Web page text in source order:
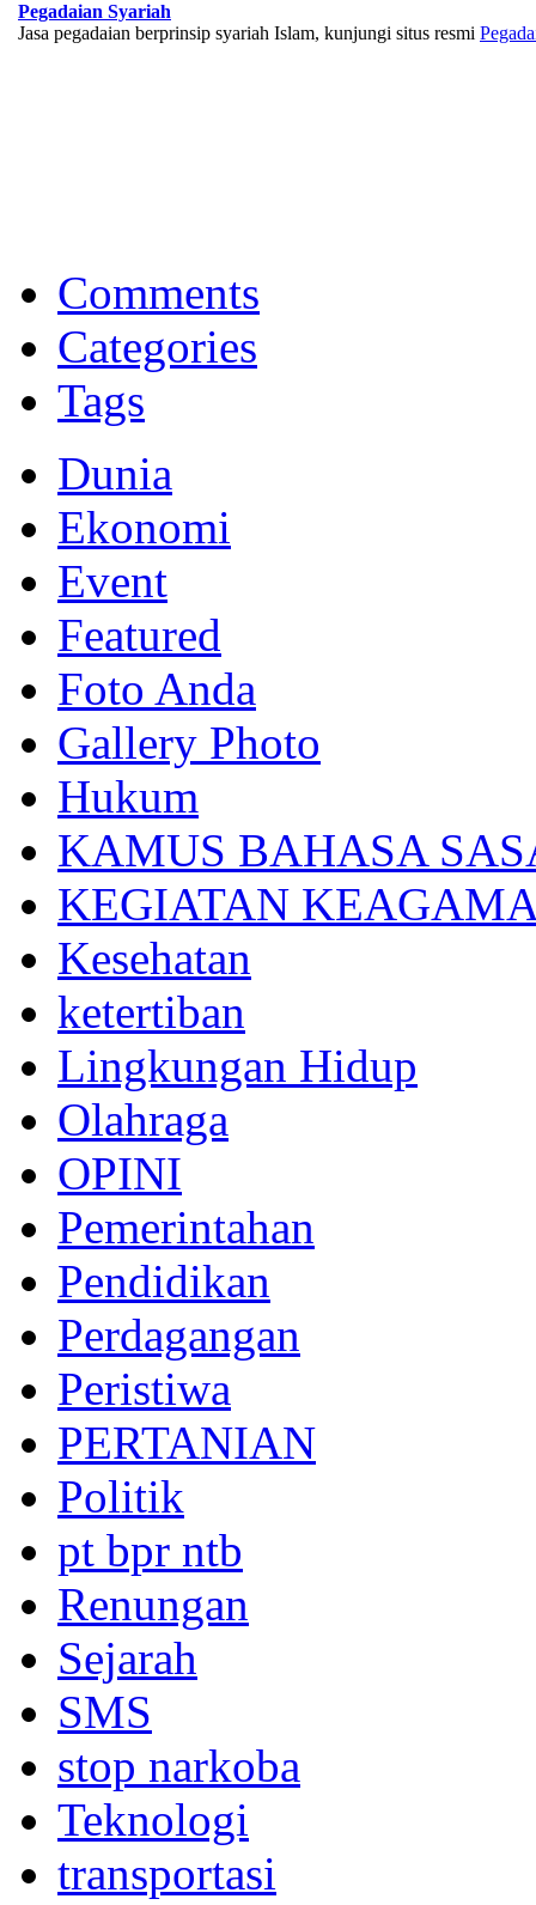
Pegadaian Syariah
Jasa pegadaian berprinsip syariah Islam, kunjungi situs resmi
Memberikan yang terbaik sesuai kaidah Islam, kunjungi situs resmi
Comments
Categories
Tags
Dunia
Ekonomi
Event
Featured
Foto Anda
Gallery Photo
Hukum
KAMUS BAHASA
KEGIATAN
Kesehatan
ketertiban
Lingkungan Hidup
Olahraga
OPINI
Pemerintahan
Pendidikan
Perdagangan
Peristiwa
PERTANIAN
Politik
pt bpr ntb
Renungan
Sejarah
SMS
stop narkoba
Teknologi
transportasi